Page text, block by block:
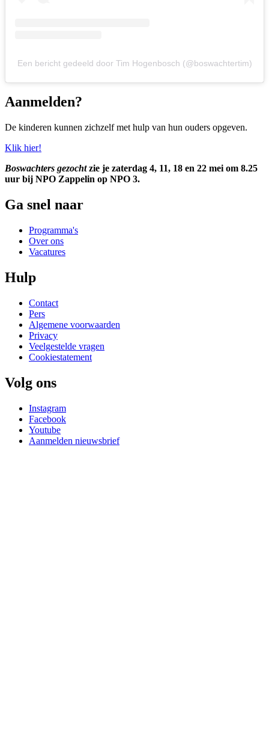
Een bericht gedeeld door Tim Hogenbosch (@boswachtertim)
Aanmelden?
De kinderen kunnen zichzelf met hulp van hun ouders opgeven.
Klik hier!
Boswachters gezochtzie je zaterdag 4, 11, 18 en 22 mei om 8.25
uur bij NPO Zappelin op NPO 3.
Ga snel naar
Programma's
Over ons
Vacatures
Hulp
Contact
Pers
Algemene voorwaarden
Privacy
Veelgestelde vragen
Cookiestatement
Volg ons
Instagram
Facebook
Youtube
Aanmelden nieuwsbrief